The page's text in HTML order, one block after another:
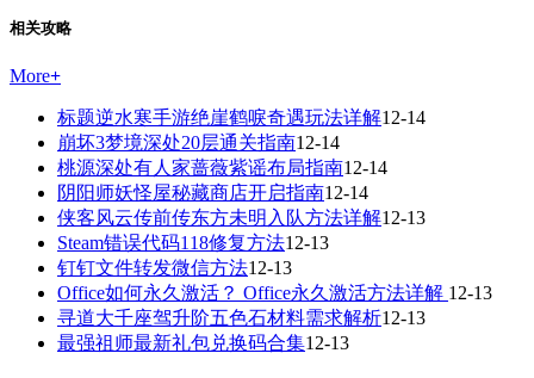
相关攻略
More+
标题逆水寒手游绝崖鹤唳奇遇玩法详解12-14
崩坏3梦境深处20层通关指南12-14
桃源深处有人家蔷薇紫谣布局指南12-14
阴阳师妖怪屋秘藏商店开启指南12-14
侠客风云传前传东方未明入队方法详解12-13
Steam错误代码118修复方法12-13
钉钉文件转发微信方法12-13
Office如何永久激活？ Office永久激活方法详解 12-13
寻道大千座驾升阶五色石材料需求解析12-13
最强祖师最新礼包兑换码合集12-13